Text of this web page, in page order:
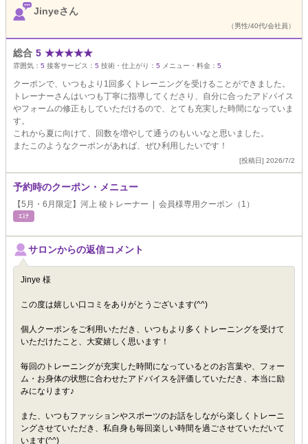
Jinyeさん
（男性/40代/会社員）
総合 5 ★★★★★
雰囲気： 5 接客サービス： 5 技術・仕上がり： 5 メニュー・料金： 5
クーポンで、いつもより1回多くトレーニングを受けることができました。
トレーナーさんはいつも丁寧に指導してくださり、自分に合ったアドバイス
やフォームの修正もしていただけるので、とても充実した時間になっていま
す。
これから夏に向けて、回数を増やして通うのもいいなと思いました。
またこのようなクーポンがあれば、ぜひ利用したいです！
[投稿日] 2026/7/2
予約時のクーポン・メニュー
【5月・6月限定】河上 稜トレーナー | 会員様専用クーポン（1）
ｴｽﾃ
サロンからの返信コメント
Jinye 様
この度は嬉しい口コミをありがとうございます(^^)
個人クーポンをご利用いただき、いつもより多くトレーニングを受けて
いただけたこと、大変嬉しく思います！
毎回のトレーニングが充実した時間になっているとのお言葉や、フォー
ム・お身体の状態に合わせたアドバイスを評価していただき、本当に励
みになります♪
また、いつもファッションやスポーツのお話をしながら楽しくトレーニ
ングさせていただき、私自身も毎回楽しい時間を過ごさせていただいて
います(^^)